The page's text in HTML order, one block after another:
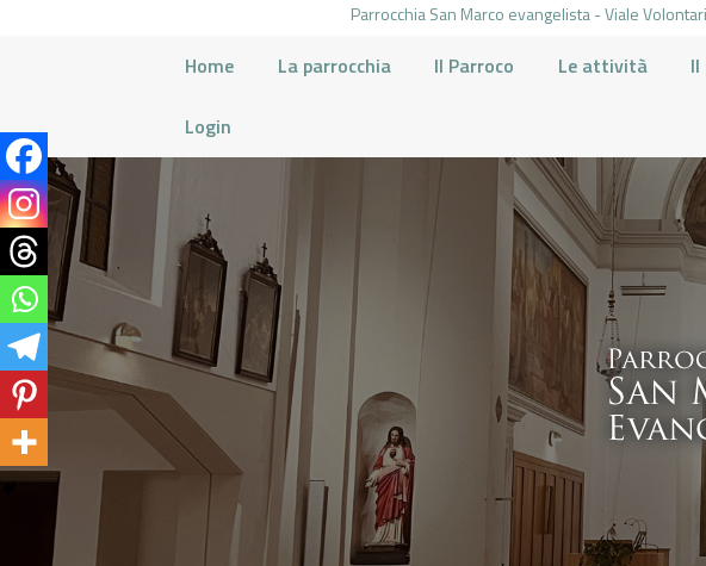
Parrocchia San Marco evangelista - Viale
Home La parrocchia Il Parroco Le attività Il
Login
HOME
LA
IL
LE
IL
FOTO E